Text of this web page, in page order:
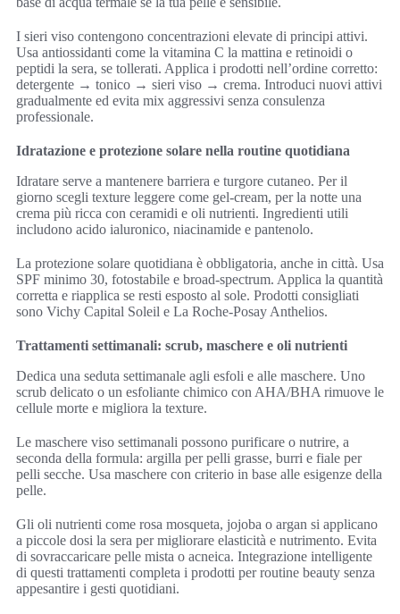
I sieri viso contengono concentrazioni elevate di principi attivi.
Usa antiossidanti come la vitamina C la mattina e retinoidi o
peptidi la sera, se tollerati. Applica i prodotti nell’ordine corretto:
detergente → tonico → sieri viso → crema. Introduci nuovi attivi
gradualmente ed evita mix aggressivi senza consulenza
professionale.
Idratazione e protezione solare nella routine quotidiana
Idratare serve a mantenere barriera e turgore cutaneo. Per il
giorno scegli texture leggere come gel-cream, per la notte una
crema più ricca con ceramidi e oli nutrienti. Ingredienti utili
includono acido ialuronico, niacinamide e pantenolo.
La protezione solare quotidiana è obbligatoria, anche in città. Usa
SPF minimo 30, fotostabile e broad-spectrum. Applica la quantità
corretta e riapplica se resti esposto al sole. Prodotti consigliati
sono Vichy Capital Soleil e La Roche-Posay Anthelios.
Trattamenti settimanali: scrub, maschere e oli nutrienti
Dedica una seduta settimanale agli esfoli e alle maschere. Uno
scrub delicato o un esfoliante chimico con AHA/BHA rimuove le
cellule morte e migliora la texture.
Le maschere viso settimanali possono purificare o nutrire, a
seconda della formula: argilla per pelli grasse, burri e fiale per
pelli secche. Usa maschere con criterio in base alle esigenze della
pelle.
Gli oli nutrienti come rosa mosqueta, jojoba o argan si applicano
a piccole dosi la sera per migliorare elasticità e nutrimento. Evita
di sovraccaricare pelle mista o acneica. Integrazione intelligente
di questi trattamenti completa i prodotti per routine beauty senza
appesantire i gesti quotidiani.